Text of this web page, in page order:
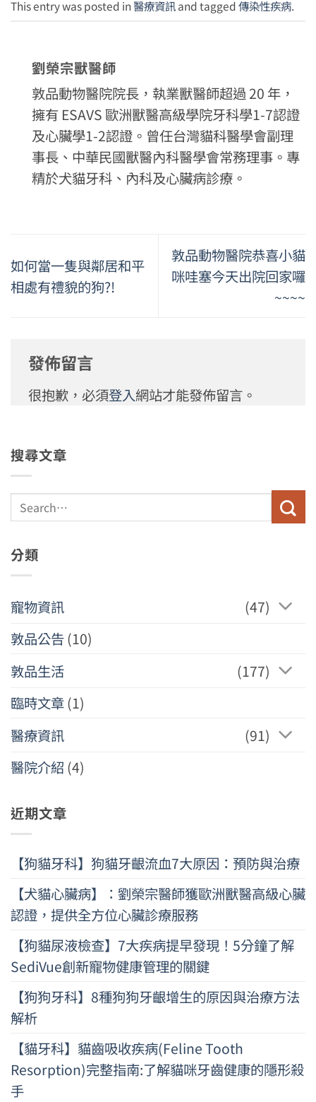
This entry was posted in醫療資訊and tagged傳染性疾病.
劉榮宗獸醫師
敦品動物醫院院長，執業獸醫師超過 20 年，
擁有 ESAVS 歐洲獸醫高級學院牙科學1-7認證
及心臟學1-2認證。曾任台灣貓科醫學會副理
事長、中華民國獸醫內科醫學會常務理事。專
精於犬貓牙科、內科及心臟病診療。
如何當一隻與鄰居和平
相處有禮貌的狗?!
敦品動物醫院恭喜小貓
咪哇塞今天出院回家囉
~~~~
發佈留言
很抱歉，必須登入網站才能發佈留言。
搜尋文章
分類
寵物資訊
(47)
敦品公告(10)
敦品生活
(177)
臨時文章(1)
醫療資訊
(91)
醫院介紹 (4)
近期文章
【狗貓牙科】狗貓牙齦流血7大原因：預防與治療
【犬貓心臟病】：劉榮宗醫師獲歐洲獸醫高級心臟
認證，提供全方位心臟診療服務
【狗貓尿液檢查】7大疾病提早發現！5分鐘了解
SediVue創新寵物健康管理的關鍵
【狗狗牙科】8種狗狗牙齦增生的原因與治療方法
解析
【貓牙科】貓齒吸收疾病(Feline Tooth
Resorption)完整指南:了解貓咪牙齒健康的隱形殺
手